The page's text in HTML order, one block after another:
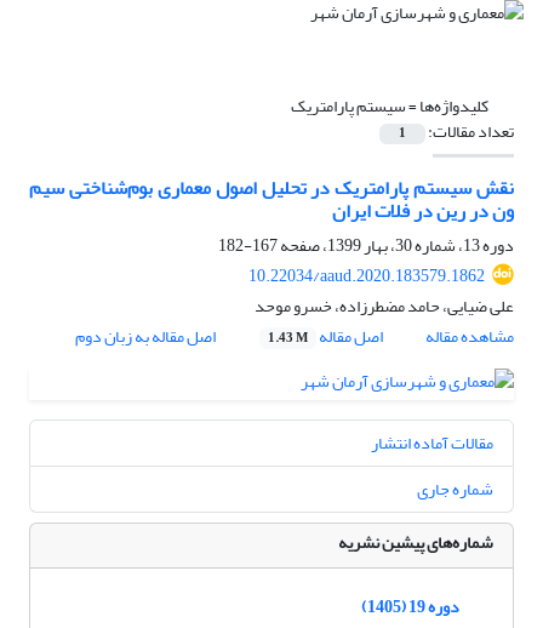
کلیدواژه‌ها =سیستم پارامتریک
تعداد مقالات: 1
نقش سیستم پارامتریک در تحلیل اصول معماری بوم‌شناختی سیم
ون در رین در فلات ایران
دوره 13، شماره 30، بهار 1399، صفحه
167-182
10.22034/aaud.2020.183579.1862
علی ضیایی، حامد مضطرزاده، خسرو موحد
مشاهده مقاله
اصل مقاله 1.43 M اصل مقاله به زبان دوم
مقالات آماده انتشار
شماره جاری
شماره‌های پیشین نشریه
دوره 19 (1405)